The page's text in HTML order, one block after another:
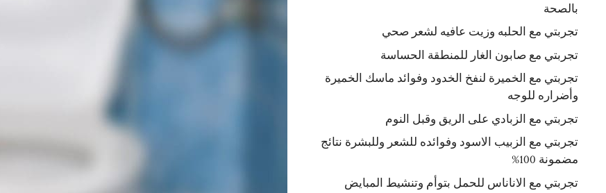
بالصحة
تجربتي مع الحلبه وزيت عافيه لشعر صحي
تجربتي مع صابون الغار للمنطقة الحساسة
تجربتي مع الخميرة لنفخ الخدود وفوائد ماسك الخميرة
وأضراره للوجه
تجربتي مع الزبادي على الريق وقبل النوم
تجربتي مع الزبيب الاسود وفوائده للشعر وللبشرة نتائج
مضمونة 100%
تجربتي مع الاناناس للحمل بتوأم وتنشيط المبايض